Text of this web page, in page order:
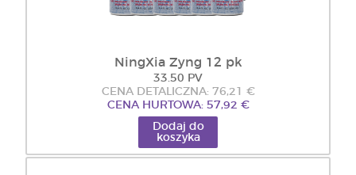
NingXia Zyng 12 pk
33.50 PV
CENA DETALICZNA: 76,21 €
CENA HURTOWA: 57,92 €
Dodaj do
koszyka